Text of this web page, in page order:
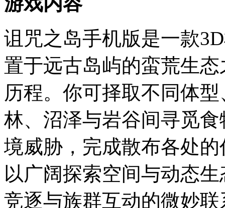
诅咒之岛手机版是一款
置于远古岛屿的蛮荒生
历程。你可择取不同体
林、沼泽与岩谷间寻觅
境威胁，完成散布各处
以广阔探索空间与动态
竞逐与族群互动的微妙